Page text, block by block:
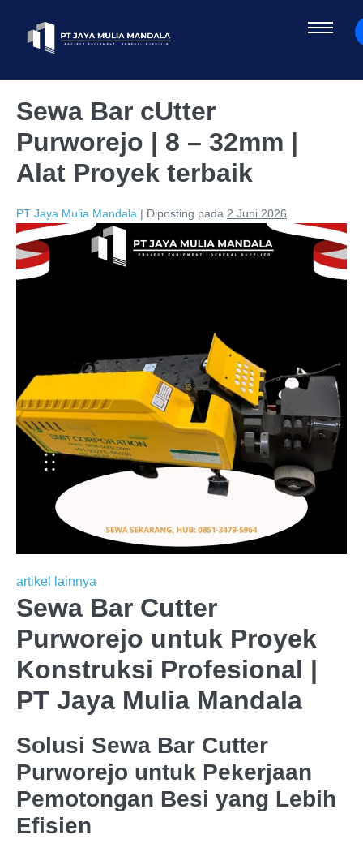
Sewa Bar cUtter
Purworejo | 8 – 32mm |
Alat Proyek terbaik
PT Jaya Mulia Mandala | Diposting pada 2 Juni 2026
artikel lainnya
Sewa Bar Cutter
Purworejo untuk Proyek
Konstruksi Profesional |
PT Jaya Mulia Mandala
Solusi Sewa Bar Cutter
Purworejo untuk Pekerjaan
Pemotongan Besi yang Lebih
Efisien